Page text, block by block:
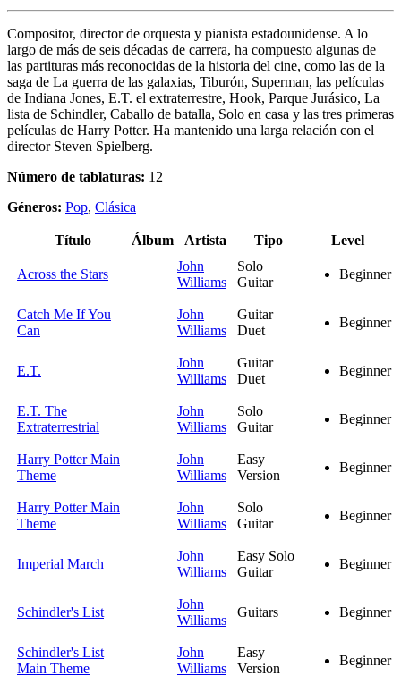
Compositor, director de orquesta y pianista estadounidense. A lo
largo de más de seis décadas de carrera, ha compuesto algunas de
las partituras más reconocidas de la historia del cine, como las de la
saga de La guerra de las galaxias, Tiburón, Superman, las películas
de Indiana Jones, E.T. el extraterrestre, Hook, Parque Jurásico, La
lista de Schindler, Caballo de batalla, Solo en casa y las tres primeras
películas de Harry Potter. Ha mantenido una larga relación con el
director Steven Spielberg.
Número de tablaturas: 12
Géneros: Pop, Clásica
Título Álbum Artista Tipo Level
Across the Stars
John
Williams
Solo
Guitar
Beginner
Catch Me If You
Can
John
Williams
Guitar
Duet
Beginner
E.T.
John
Williams
Guitar
Duet
Beginner
E.T. The
Extraterrestrial
John
Williams
Solo
Guitar
Beginner
Harry Potter Main
Theme
John
Williams
Easy
Version
Beginner
Harry Potter Main
Theme
John
Williams
Solo
Guitar
Beginner
Imperial March
John
Williams
Easy Solo
Guitar
Beginner
Schindler's List
John
Williams
Guitars Beginner
Schindler's List
Main Theme
John
Williams
Easy
Version
Beginner